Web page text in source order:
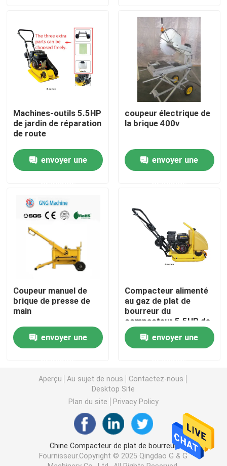
A propos de nous
Visite d'usine
Contact
nouvelles
Tous les cas
Équipement de chargement pour la construction
Machine électrique de mélangeur concret
Mini bétonnière
Machine en bois de Planer
la bande a vu la découpeuse
machine de routeur de commande numérique par
Presse à mouler en bois
Machines-outils 5.5HP
de jardin de réparation
de route
envoyer une
coupeur électrique de
la brique 400v
envoyer une
Coupeur manuel de
brique de presse de
main
envoyer une
Compacteur alimenté
au gaz de plat de
bourreur du
compacteur 5.5HP de
plat de réparation de
route
envoyer une
Aperçu Au sujet de nous
Contactez-nous
Desktop Site
Plan du site
Privacy Policy
Chine Compacteur de plat de bourreur
Fournisseur.Copyright © 2025 Qingdao G & G